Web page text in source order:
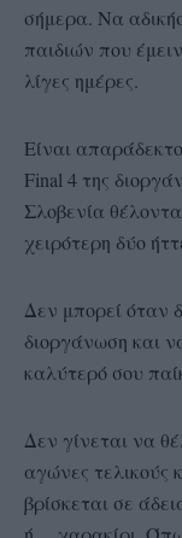
σήμερα. Να
παιδιών που
λίγες ημέρες.
Είναι
Final 4 της
Σλοβενία
χειρότερη δύο
Δεν μπορεί όταν
διοργάνωση και
καλύτερό σου
Δεν γίνεται να
αγώνες τελικούς
βρίσκεται σε